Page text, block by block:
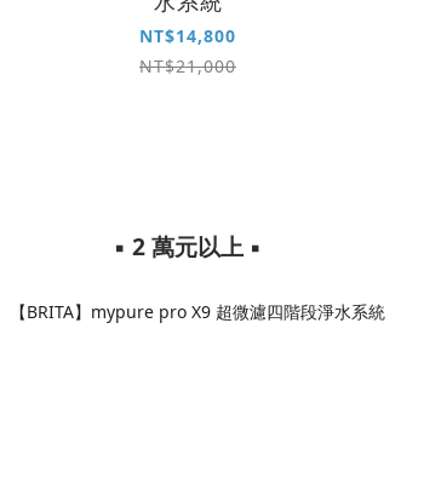
NT$14,800
NT$21,000
▪︎ 2 萬元以上 ▪︎